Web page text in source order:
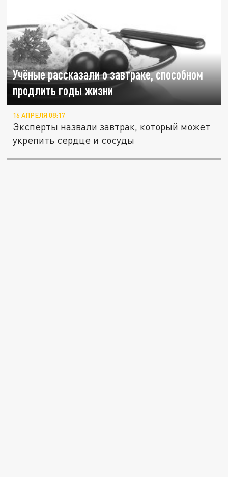
Учёные рассказали о завтраке, способном
продлить годы жизни
16 АПРЕЛЯ 08:17
Эксперты назвали завтрак, который может
укрепить сердце и сосуды